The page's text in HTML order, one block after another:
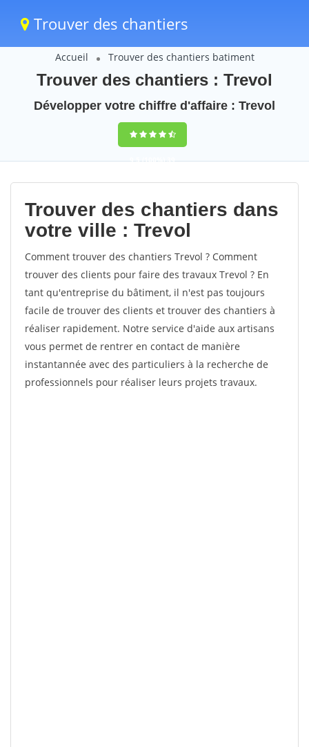
Trouver des chantiers
Accueil Trouver des chantiers batiment
Trouver des chantiers : Trevol
Développer votre chiffre d'affaire : Trevol
9,5(100%)39
votes
Trouver des chantiers dans
votre ville : Trevol
Comment trouver des chantiers Trevol ? Comment
trouver des clients pour faire des travaux Trevol ? En
tant qu'entreprise du bâtiment, il n'est pas toujours
facile de trouver des clients et trouver des chantiers à
réaliser rapidement. Notre service d'aide aux artisans
vous permet de rentrer en contact de manière
instantannée avec des particuliers à la recherche de
professionnels pour réaliser leurs projets travaux.